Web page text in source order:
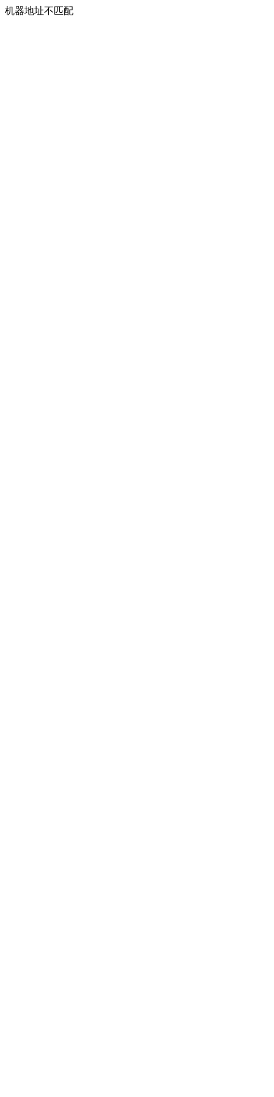
机器地址不匹配